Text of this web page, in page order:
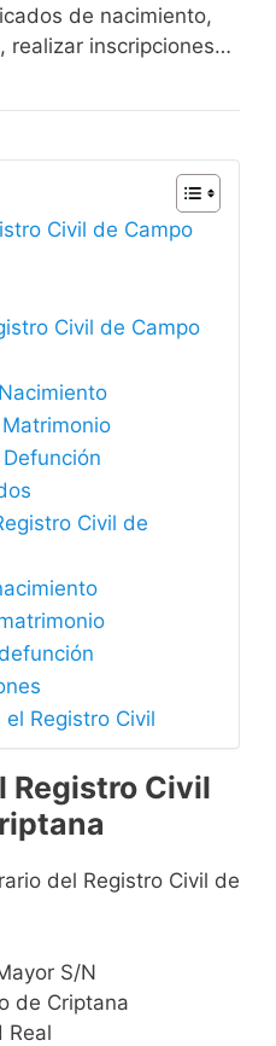
de nacimiento,
realizar inscripciones…
Civil de Campo
Civil de Campo
Civil de
Registro Civil
Registro Civil
del Registro Civil de
S/N
de Criptana
Real